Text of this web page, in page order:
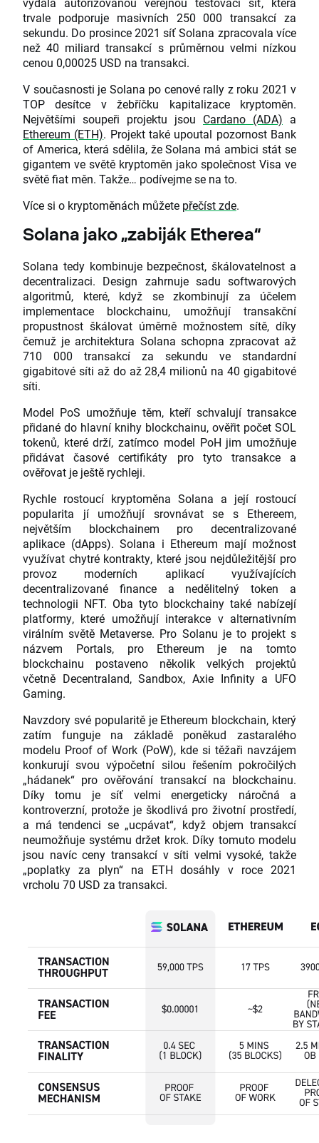
trvale podporuje masivních 250 000 transakcí za
sekundu. Do prosince 2021 síť Solana zpracovala více
než 40 miliard transakcí s průměrnou velmi nízkou
cenou 0,00025 USD na transakci.
V současnosti je Solana po cenové rally z roku 2021 v
TOP desítce v žebříčku kapitalizace kryptoměn.
Největšími soupeři projektu jsou Cardano (ADA) a
Ethereum (ETH). Projekt také upoutal pozornost Bank
of America, která sdělila, že Solana má ambici stát se
gigantem ve světě kryptoměn jako společnost Visa ve
světě fiat měn. Takže… podívejme se na to.
Více si o kryptoměnách můžete přečíst zde.
Solana jako „zabiják Etherea“
Solana tedy kombinuje bezpečnost, škálovatelnost a
decentralizaci. Design zahrnuje sadu softwarových
algoritmů, které, když se zkombinují za účelem
implementace blockchainu, umožňují transakční
propustnost škálovat úměrně možnostem sítě, díky
čemuž je architektura Solana schopna zpracovat až
710 000 transakcí za sekundu ve standardní
gigabitové síti až do až 28,4 milionů na 40 gigabitové
síti.
Model PoS umožňuje těm, kteří schvalují transakce
přidané do hlavní knihy blockchainu, ověřit počet SOL
tokenů, které drží, zatímco model PoH jim umožňuje
přidávat časové certifikáty pro tyto transakce a
ověřovat je ještě rychleji.
Rychle rostoucí kryptoměna Solana a její rostoucí
popularita jí umožňují srovnávat se s Ethereem,
největším blockchainem pro decentralizované
aplikace (dApps). Solana i Ethereum mají možnost
využívat chytré kontrakty, které jsou nejdůležitější pro
provoz moderních aplikací využívajících
decentralizované finance a nedělitelný token a
technologii NFT. Oba tyto blockchainy také nabízejí
platformy, které umožňují interakce v alternativním
virálním světě Metaverse. Pro Solanu je to projekt s
názvem Portals, pro Ethereum je na tomto
blockchainu postaveno několik velkých projektů
včetně Decentraland, Sandbox, Axie Infinity a UFO
Gaming.
Navzdory své popularitě je Ethereum blockchain, který
zatím funguje na základě poněkud zastaralého
modelu Proof of Work (PoW), kde si těžaři navzájem
konkurují svou výpočetní silou řešením pokročilých
„hádanek“ pro ověřování transakcí na blockchainu.
Díky tomu je síť velmi energeticky náročná a
kontroverzní, protože je škodlivá pro životní prostředí,
a má tendenci se „ucpávat“, když objem transakcí
neumožňuje systému držet krok. Díky tomuto modelu
jsou navíc ceny transakcí v síti velmi vysoké, takže
„poplatky za plyn“ na ETH dosáhly v roce 2021
vrcholu 70 USD za transakci.